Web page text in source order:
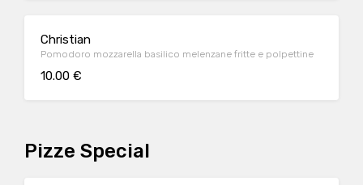
Christian
Pomodoro mozzarella basilico melenzane fritte e polpettine
10.00 €
Pizze Special